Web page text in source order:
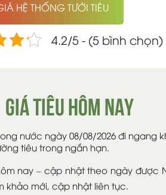
HỆ THỐNG TƯỚI TIÊU
4.2/5 - (5 bình chọn)
GIÁ TIÊU HÔM NAY
nước ngày 08/08/2026 đi ngang
tiêu trong ngắn hạn.
nay – cập nhật theo ngày được
khảo mới, cập nhật liên tục.